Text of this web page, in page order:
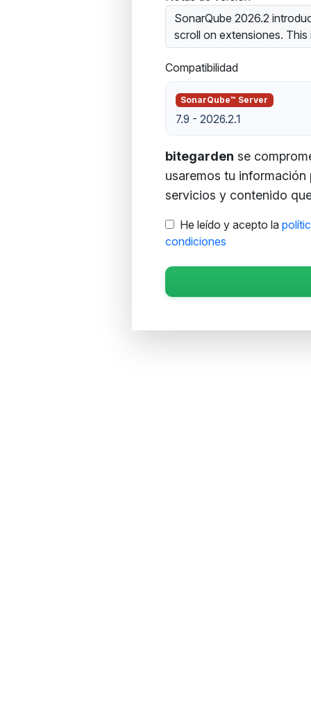
SonarQube 2026.2
scroll on extensiones.
Compatibilidad
SonarQube™ Server
7.9 - 2026.2.1
bitegarden se
usaremos tu
servicios y contenido
He leído y acepto la
condiciones